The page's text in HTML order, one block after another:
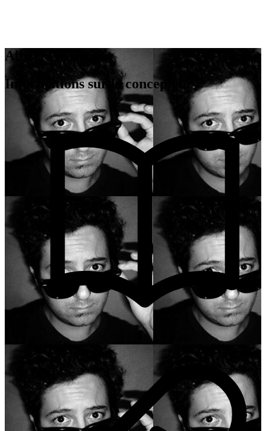
Alberto Brogliato
Informations sur le concepteur
Products in catalog: 7